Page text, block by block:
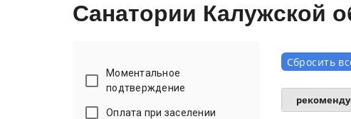
Санатории Калужской
Моментальное
подтверждение
Оплата при заселении
Сбросить